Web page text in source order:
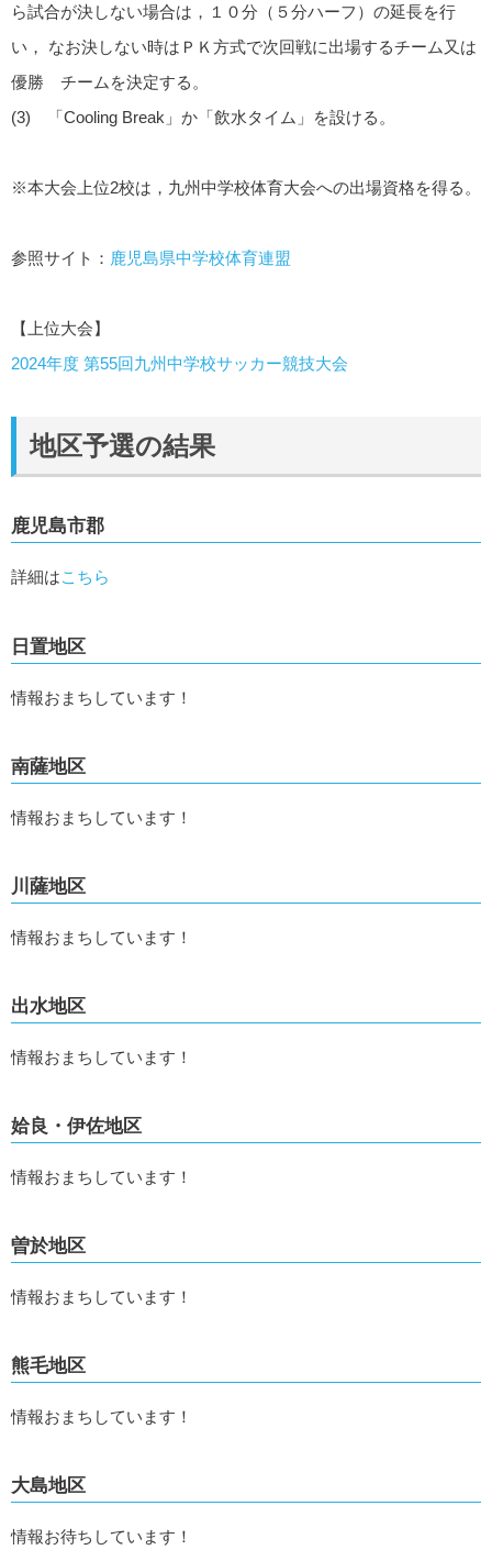
ら試合が決しない場合は，１０分（５分ハーフ）の延長を行
い， なお決しない時はＰＫ方式で次回戦に出場するチーム又は
優勝 チームを決定する。
(3) 「Cooling Break」か「飲水タイム」を設ける。
※本大会上位2校は，九州中学校体育大会への出場資格を得る。
参照サイト： 鹿児島県中学校体育連盟
【上位大会】
2024年度 第55回九州中学校サッカー競技大会
地区予選の結果
鹿児島市郡
詳細はこちら
日置地区
情報おまちしています！
南薩地区
情報おまちしています！
川薩地区
情報おまちしています！
出水地区
情報おまちしています！
姶良・伊佐地区
情報おまちしています！
曽於地区
情報おまちしています！
熊毛地区
情報おまちしています！
大島地区
情報お待ちしています！